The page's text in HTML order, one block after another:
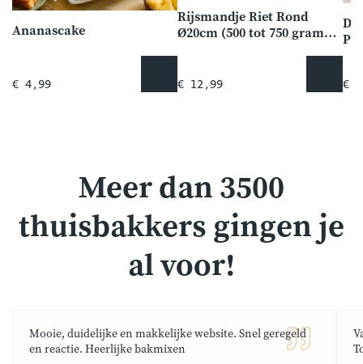
Ananascake
€ 4,99
Rijsmandje Riet Rond
Ø20cm (500 tot 750 gram
€ 12,99 €
Meer dan 3500
thuisbakkers gingen je
al voor!
Mooie, duidelijke en makkelijke website. Snel geregeld
en reactie. Heerlijke bakmixen